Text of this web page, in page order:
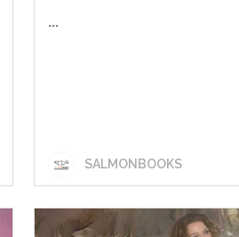
...
SALMONBOOKS